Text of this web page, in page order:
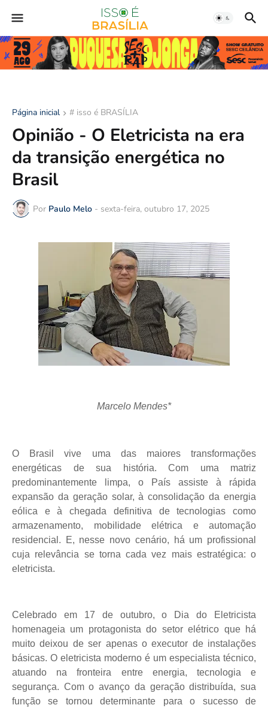
Página inicial # isso é BRASÍLIA
Opinião - O Eletricista na era
da transição energética no
Brasil
Por Paulo Melo - sexta-feira, outubro 17, 2025
Marcelo Mendes*
O Brasil vive uma das maiores transformações
energéticas de sua história. Com uma matriz
predominantemente limpa, o País assiste à rápida
expansão da geração solar, à consolidação da energia
eólica e à chegada definitiva de tecnologias como
armazenamento, mobilidade elétrica e automação
residencial. E, nesse novo cenário, há um profissional
cuja relevância se torna cada vez mais estratégica: o
eletricista.
Celebrado em 17 de outubro, o Dia do Eletricista
homenageia um protagonista do setor elétrico que há
muito deixou de ser apenas o executor de instalações
básicas. O eletricista moderno é um especialista técnico,
atuando na fronteira entre energia, tecnologia e
segurança. Com o avanço da geração distribuída, sua
função se tornou determinante para o sucesso de